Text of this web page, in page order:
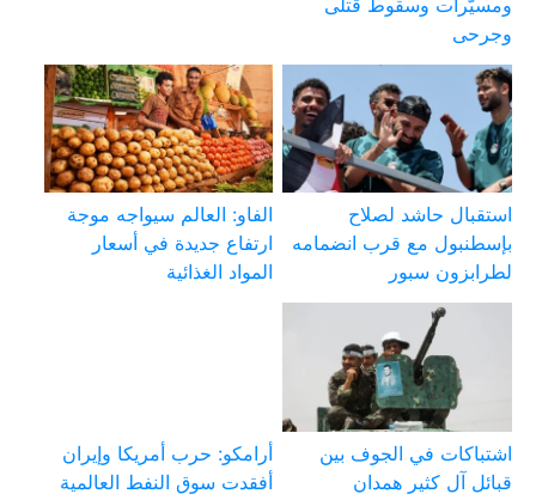
ومسيّرات وسقوط قتلى
وجرحى
استقبال حاشد لصلاح
بإسطنبول مع قرب انضمامه
لطرابزون سبور
الفاو: العالم سيواجه موجة
ارتفاع جديدة في أسعار
المواد الغذائية
اشتباكات في الجوف بين
قبائل آل كثير همدان
أرامكو: حرب أمريكا وإيران
أفقدت سوق النفط العالمية